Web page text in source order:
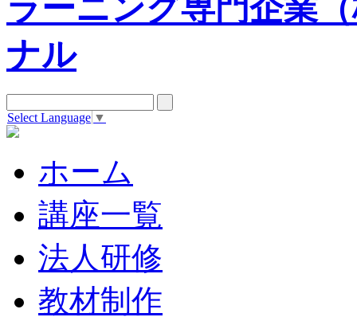
Select Language ▼
ホーム
講座一覧
法人研修
教材制作